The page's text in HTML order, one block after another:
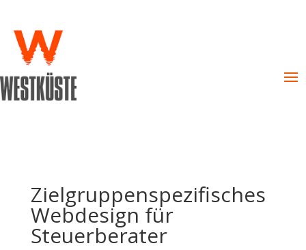
Zielgruppenspezifisches
Webdesign für
Steuerberater